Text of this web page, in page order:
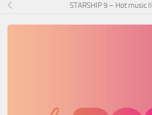
STARSHIP 9 – Hot music II